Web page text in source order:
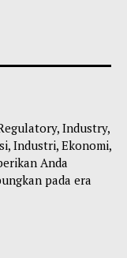
Industry,
Industri, Ekonomi,
Anda
pada era